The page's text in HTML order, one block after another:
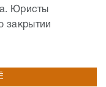
Юристы
закрытии